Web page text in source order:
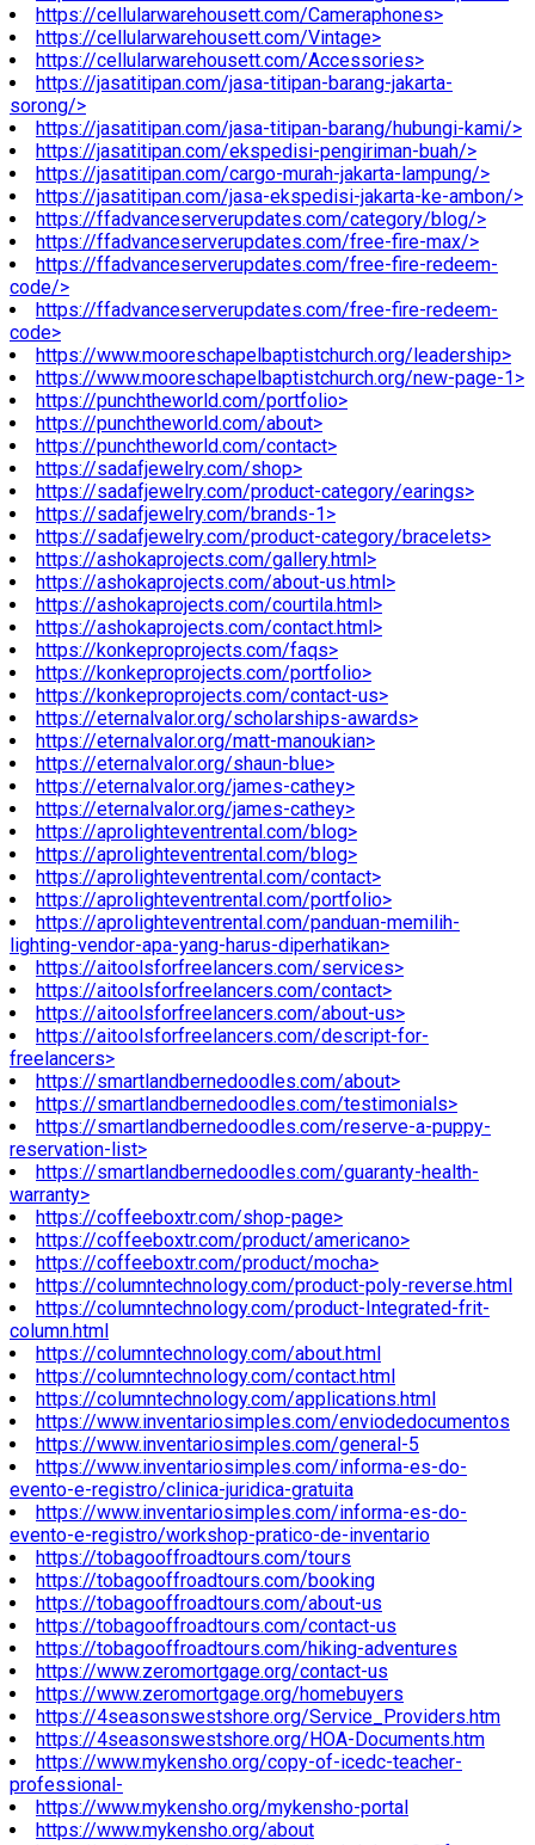
https://cellularwarehousett.com/Cameraphones>
https://cellularwarehousett.com/Vintage>
https://cellularwarehousett.com/Accessories>
https://jasatitipan.com/jasa-titipan-barang-jakarta-
sorong/>
https://jasatitipan.com/jasa-titipan-barang/hubungi-kami/>
https://jasatitipan.com/ekspedisi-pengiriman-buah/>
https://jasatitipan.com/cargo-murah-jakarta-lampung/>
https://jasatitipan.com/jasa-ekspedisi-jakarta-ke-ambon/>
https://ffadvanceserverupdates.com/category/blog/>
https://ffadvanceserverupdates.com/free-fire-max/>
https://ffadvanceserverupdates.com/free-fire-redeem-
code/>
https://ffadvanceserverupdates.com/free-fire-redeem-
code>
https://www.mooreschapelbaptistchurch.org/leadership>
https://www.mooreschapelbaptistchurch.org/new-page-1>
https://punchtheworld.com/portfolio>
https://punchtheworld.com/about>
https://punchtheworld.com/contact>
https://sadafjewelry.com/shop>
https://sadafjewelry.com/product-category/earings>
https://sadafjewelry.com/brands-1>
https://sadafjewelry.com/product-category/bracelets>
https://ashokaprojects.com/gallery.html>
https://ashokaprojects.com/about-us.html>
https://ashokaprojects.com/courtila.html>
https://ashokaprojects.com/contact.html>
https://konkeproprojects.com/faqs>
https://konkeproprojects.com/portfolio>
https://konkeproprojects.com/contact-us>
https://eternalvalor.org/scholarships-awards>
https://eternalvalor.org/matt-manoukian>
https://eternalvalor.org/shaun-blue>
https://eternalvalor.org/james-cathey>
https://eternalvalor.org/james-cathey>
https://aprolighteventrental.com/blog>
https://aprolighteventrental.com/blog>
https://aprolighteventrental.com/contact>
https://aprolighteventrental.com/portfolio>
https://aprolighteventrental.com/panduan-memilih-
lighting-vendor-apa-yang-harus-diperhatikan>
https://aitoolsforfreelancers.com/services>
https://aitoolsforfreelancers.com/contact>
https://aitoolsforfreelancers.com/about-us>
https://aitoolsforfreelancers.com/descript-for-
freelancers>
https://smartlandbernedoodles.com/about>
https://smartlandbernedoodles.com/testimonials>
https://smartlandbernedoodles.com/reserve-a-puppy-
reservation-list>
https://smartlandbernedoodles.com/guaranty-health-
warranty>
https://coffeeboxtr.com/shop-page>
https://coffeeboxtr.com/product/americano>
https://coffeeboxtr.com/product/mocha>
https://columntechnology.com/product-poly-reverse.html
https://columntechnology.com/product-Integrated-frit-
column.html
https://columntechnology.com/about.html
https://columntechnology.com/contact.html
https://columntechnology.com/applications.html
https://www.inventariosimples.com/enviodedocumentos
https://www.inventariosimples.com/general-5
https://www.inventariosimples.com/informa-es-do-
evento-e-registro/clinica-juridica-gratuita
https://www.inventariosimples.com/informa-es-do-
evento-e-registro/workshop-pratico-de-inventario
https://tobagooffroadtours.com/tours
https://tobagooffroadtours.com/booking
https://tobagooffroadtours.com/about-us
https://tobagooffroadtours.com/contact-us
https://tobagooffroadtours.com/hiking-adventures
https://www.zeromortgage.org/contact-us
https://www.zeromortgage.org/homebuyers
https://4seasonswestshore.org/Service_Providers.htm
https://4seasonswestshore.org/HOA-Documents.htm
https://www.mykensho.org/copy-of-icedc-teacher-
professional-
https://www.mykensho.org/mykensho-portal
https://www.mykensho.org/about